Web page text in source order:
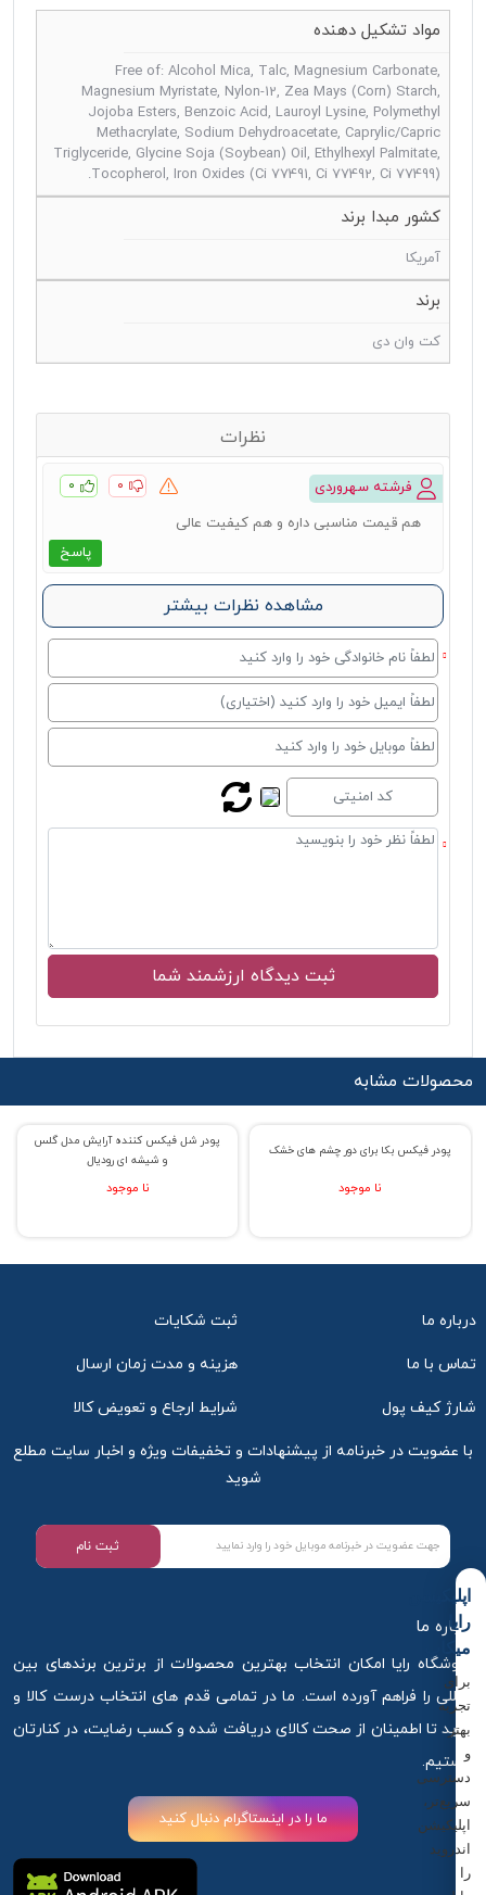
مواد تشکیل دهنده
Free of: Alcohol Mica, Talc, Magnesium Carbonate,
Magnesium Myristate, Nylon-12, Zea Mays (Corn) Starch,
Jojoba Esters, Benzoic Acid, Lauroyl Lysine, Polymethyl
Methacrylate, Sodium Dehydroacetate, Caprylic/Capric
Triglyceride, Glycine Soja (Soybean) Oil, Ethylhexyl Palmitate,
Tocopherol, Iron Oxides (Ci 77491, Ci 77492, Ci 77499).
کشور مبدا برند
آمریکا
برند
کت وان دی
نظرات
فرشته سهروردی ۰ ۰
پاسخ
هم قیمت مناسبی داره و هم کیفیت عالی
مشاهده نظرات بیشتر
محصولات مشابه
% حراج 17
پودر شل فیکس کننده آرایش مدل گلس
و شیشه ای رودیال
نا موجود
% حراج 29
پودر فیکس بکا برای دور چشم های خشک
نا موجود
درباره ما ثبت شکایات
تماس با ما هزینه و مدت زمان ارسال
شارژ کیف پول شرایط ارجاع و تعویض کالا
با عضویت در خبرنامه از پیشنهادات و تخفیفات ویژه و اخبار سایت مطلع
شوید
ثبت نام
درباره ما
فروشگاه رایا امکان انتخاب بهترین محصولات از برترین برندهای بین
المللی را فراهم آورده است. ما در تمامی قدم های انتخاب درست کالا و
خرید تا اطمینان از صحت کالای دریافت شده و کسب رضایت، در کنارتان
هستیم.
ما را در اینستاگرام دنبال کنید
اپلیکیشن
رایا
میکاپ
برای
تجربه
بهتر
و
دسترسی
سریع‌تر،
اپلیکیشن
اندروید
را